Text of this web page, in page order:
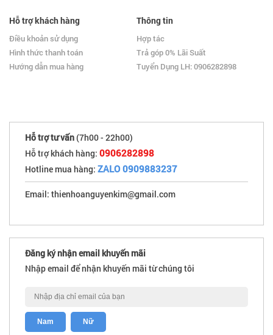
Hỗ trợ khách hàng
Điều khoản sử dụng
Hình thức thanh toán
Hướng dẫn mua hàng
Thông tin
Hợp tác
Trả góp 0% Lãi Suất
Tuyển Dụng LH: 0906282898
Hỗ trợ tư vấn (7h00 - 22h00)
Hỗ trợ khách hàng: 0906282898
Hotline mua hàng: ZALO 0909883237
Email: thienhoanguyenkim@gmail.com
Đăng ký nhận email khuyến mãi
Nhập email để nhận khuyến mãi từ chúng tôi